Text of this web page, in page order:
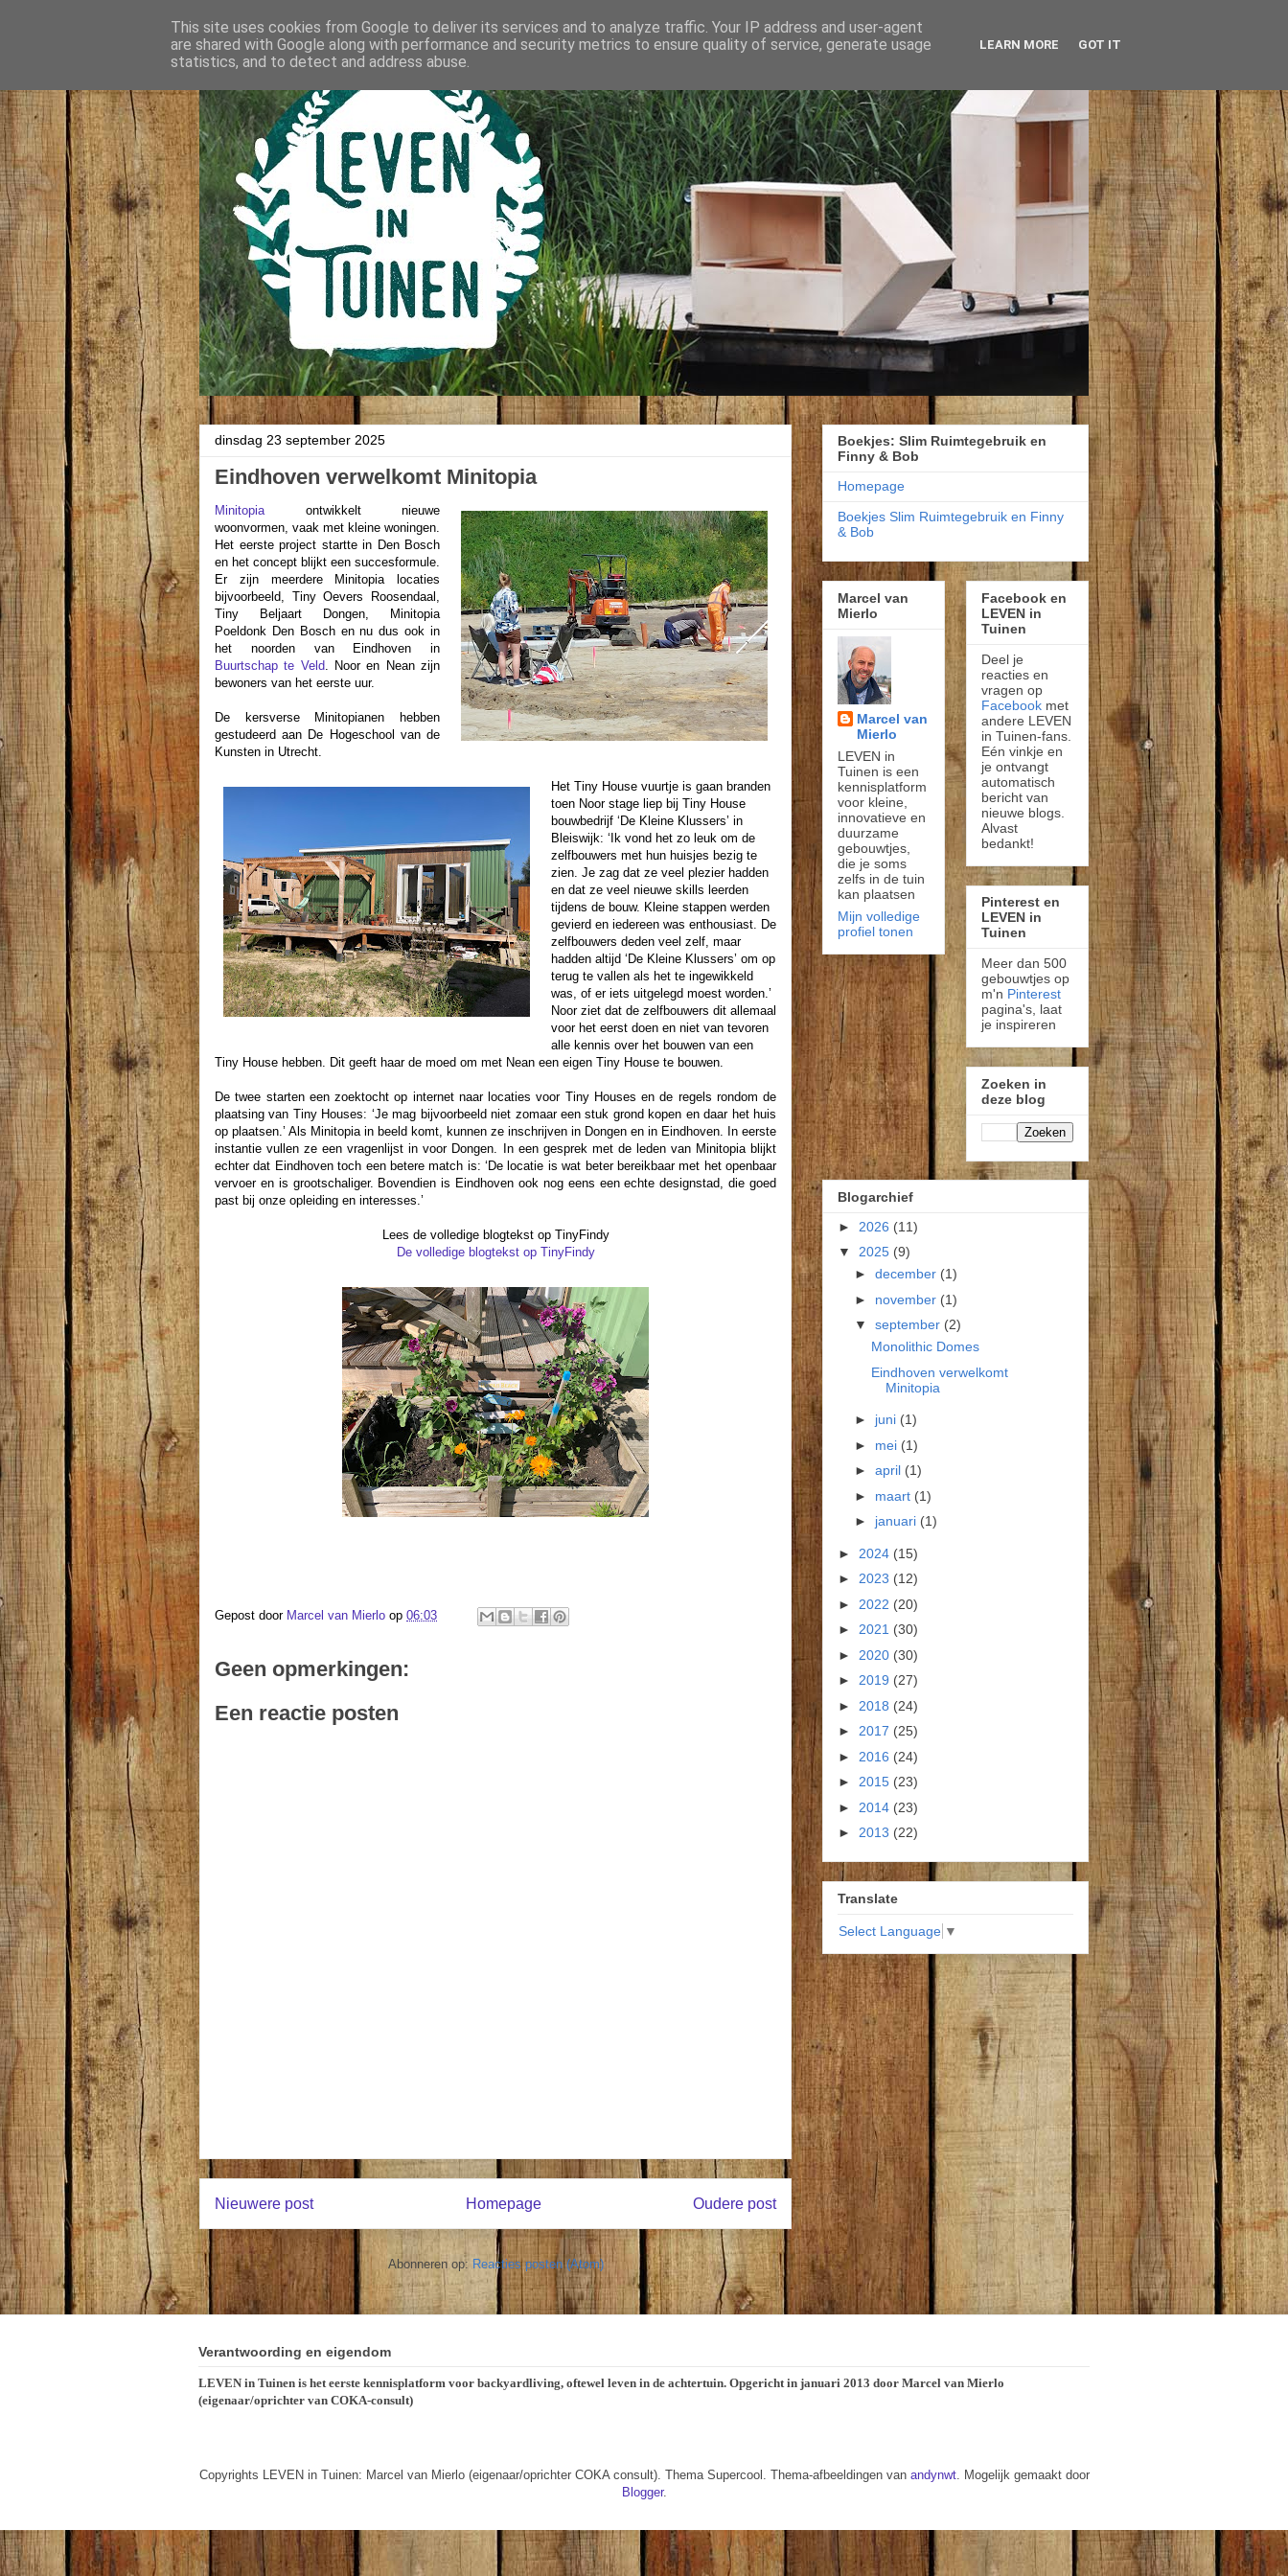
dinsdag 23 september 2025
Eindhoven verwelkomt Minitopia
Minitopiaontwikkelt nieuwe
woonvormen, vaak met kleine woningen.
Het eerste project startte in Den Bosch
en het concept blijkt een succesformule.
Er zijn meerdere Minitopia locaties
bijvoorbeeld, Tiny Oevers Roosendaal,
Tiny Beljaart Dongen, Minitopia
Poeldonk Den Bosch en nu dus ook in
het noorden van Eindhoven in
Buurtschap te Veld. Noor en Nean zijn
bewoners van het eerste uur.
De kersverse Minitopianen hebben
gestudeerd aan De Hogeschool van de
Kunsten in Utrecht.
Het Tiny House vuurtje is gaan branden
toen Noor stage liep bij Tiny House
bouwbedrijf ‘De Kleine Klussers’ in
Bleiswijk: ‘Ik vond het zo leuk om de
zelfbouwers met hun huisjes bezig te
zien. Je zag dat ze veel plezier hadden
en dat ze veel nieuwe skills leerden
tijdens de bouw. Kleine stappen werden
gevierd en iedereen was enthousiast. De
zelfbouwers deden veel zelf, maar
hadden altijd ‘De Kleine Klussers’ om op
terug te vallen als het te ingewikkeld
was, of er iets uitgelegd moest worden.’
Noor ziet dat de zelfbouwers dit allemaal
voor het eerst doen en niet van tevoren
alle kennis over het bouwen van een
Tiny House hebben. Dit geeft haar de moed om met Nean een eigen Tiny House te bouwen.
De twee starten een zoektocht op internet naar locaties voor Tiny Houses en de regels rondom de
plaatsing van Tiny Houses: ‘Je mag bijvoorbeeld niet zomaar een stuk grond kopen en daar het huis
op plaatsen.’ Als Minitopia in beeld komt, kunnen ze inschrijven in Dongen en in Eindhoven. In eerste
instantie vullen ze een vragenlijst in voor Dongen. In een gesprek met de leden van Minitopia blijkt
echter dat Eindhoven toch een betere match is: ‘De locatie is wat beter bereikbaar met het openbaar
vervoer en is grootschaliger. Bovendien is Eindhoven ook nog eens een echte designstad, die goed
past bij onze opleiding en interesses.’
Lees de volledige blogtekst op TinyFindy
De volledige blogtekst op TinyFindy
Gepost door Marcel van Mierlo op 06:03
Geen opmerkingen:
Een reactie posten
Nieuwere post Oudere post
Homepage
Abonneren op: Reacties posten (Atom)
Boekjes: Slim Ruimtegebruik en
Finny & Bob
Homepage
Boekjes Slim Ruimtegebruik en Finny
& Bob
Marcel van
Mierlo
Marcel van
Mierlo
LEVEN in
Tuinen is een
kennisplatform
voor kleine,
innovatieve en
duurzame
gebouwtjes,
die je soms
zelfs in de tuin
kan plaatsen
Mijn volledige
profiel tonen
Facebook en
LEVEN in
Tuinen
Deel je
reacties en
vragen op
Facebook met
andere LEVEN
in Tuinen-fans.
Eén vinkje en
je ontvangt
automatisch
bericht van
nieuwe blogs.
Alvast
bedankt!
Pinterest en
LEVEN in
Tuinen
Meer dan 500
gebouwtjes op
m'n Pinterest
pagina's, laat
je inspireren
Zoeken in
deze blog
Blogarchief
► 2026 (11)
▼ 2025 (9)
► december (1)
► november (1)
▼ september (2)
Monolithic Domes
Eindhoven verwelkomt
Minitopia
► juni (1)
► mei (1)
► april (1)
► maart (1)
► januari (1)
► 2024 (15)
► 2023 (12)
► 2022 (20)
► 2021 (30)
► 2020 (30)
► 2019 (27)
► 2018 (24)
► 2017 (25)
► 2016 (24)
► 2015 (23)
► 2014 (23)
► 2013 (22)
Translate
Select Language ▼
Verantwoording en eigendom
LEVEN in Tuinen is het eerste kennisplatform voor backyardliving, oftewel leven in de achtertuin. Opgericht in januari 2013 door Marcel van Mierlo
(eigenaar/oprichter van COKA-consult)
Copyrights LEVEN in Tuinen: Marcel van Mierlo (eigenaar/oprichter COKA consult). Thema Supercool. Thema-afbeeldingen van andynwt. Mogelijk gemaakt door
Blogger.
This site uses cookies from Google to deliver its services and to analyze traffic. Your IP address and user-agent
are shared with Google along with performance and security metrics to ensure quality of service, generate usage
statistics, and to detect and address abuse.
LEARN MORE GOT IT